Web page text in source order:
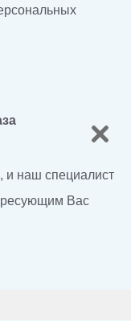
и наш специалист
Вас